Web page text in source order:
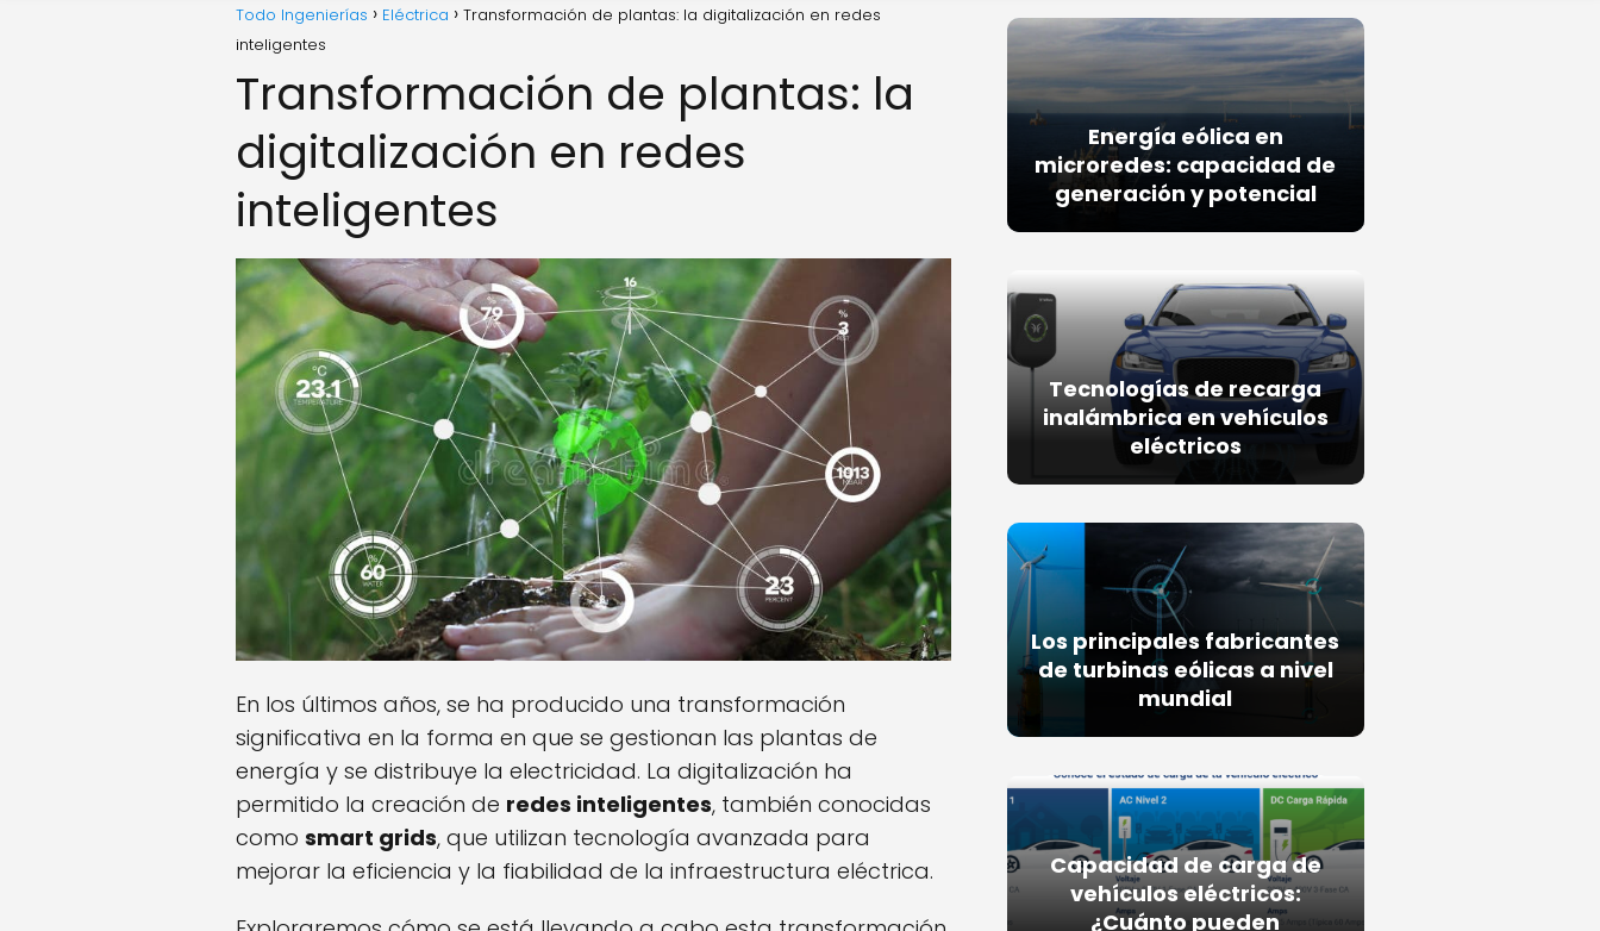
Todo Ingenierías Eléctrica
Transformación de plantas: la digitalización en redes
inteligentes
Transformación de plantas: la
digitalización en redes
inteligentes
En los últimos años, se ha producido una transformación
significativa en la forma en que se gestionan las plantas de
energía y se distribuye la electricidad. La digitalización ha
permitido la creación de redes inteligentes, también conocidas
como smart grids, que utilizan tecnología avanzada para
mejorar la eficiencia y la fiabilidad de la infraestructura eléctrica.
Energía eólica en
microredes: capacidad de
generación y potencial
Tecnologías de recarga
inalámbrica en vehículos
eléctricos
Los principales fabricantes
de turbinas eólicas a nivel
mundial
Capacidad de carga de
vehículos eléctricos:
¿Cuánto pueden